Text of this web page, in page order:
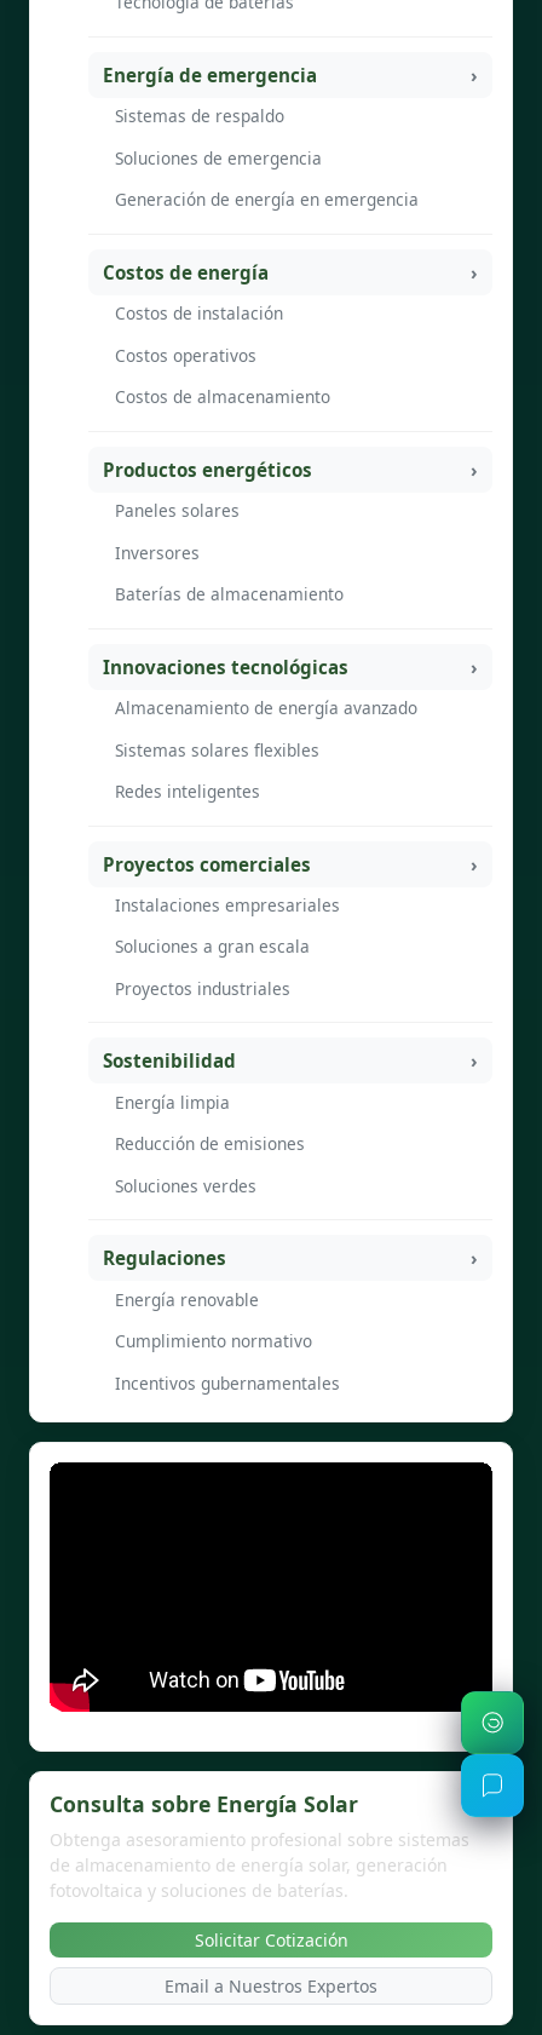
Energía de emergencia
Sistemas de respaldo
Soluciones de emergencia
Generación de energía en emergencia
Costos de energía
Costos de instalación
Costos operativos
Costos de almacenamiento
Productos energéticos
Paneles solares
Inversores
Baterías de almacenamiento
Innovaciones tecnológicas
Almacenamiento de energía avanzado
Sistemas solares flexibles
Redes inteligentes
Proyectos comerciales
Instalaciones empresariales
Soluciones a gran escala
Proyectos industriales
Sostenibilidad
Energía limpia
Reducción de emisiones
Soluciones verdes
Regulaciones
Energía renovable
Cumplimiento normativo
Incentivos gubernamentales
Consulta sobre Energía Solar
Obtenga asesoramiento profesional sobre sistemas
de almacenamiento de energía solar, generación
fotovoltaica y soluciones de baterías.
Solicitar Cotización
Email a Nuestros Expertos